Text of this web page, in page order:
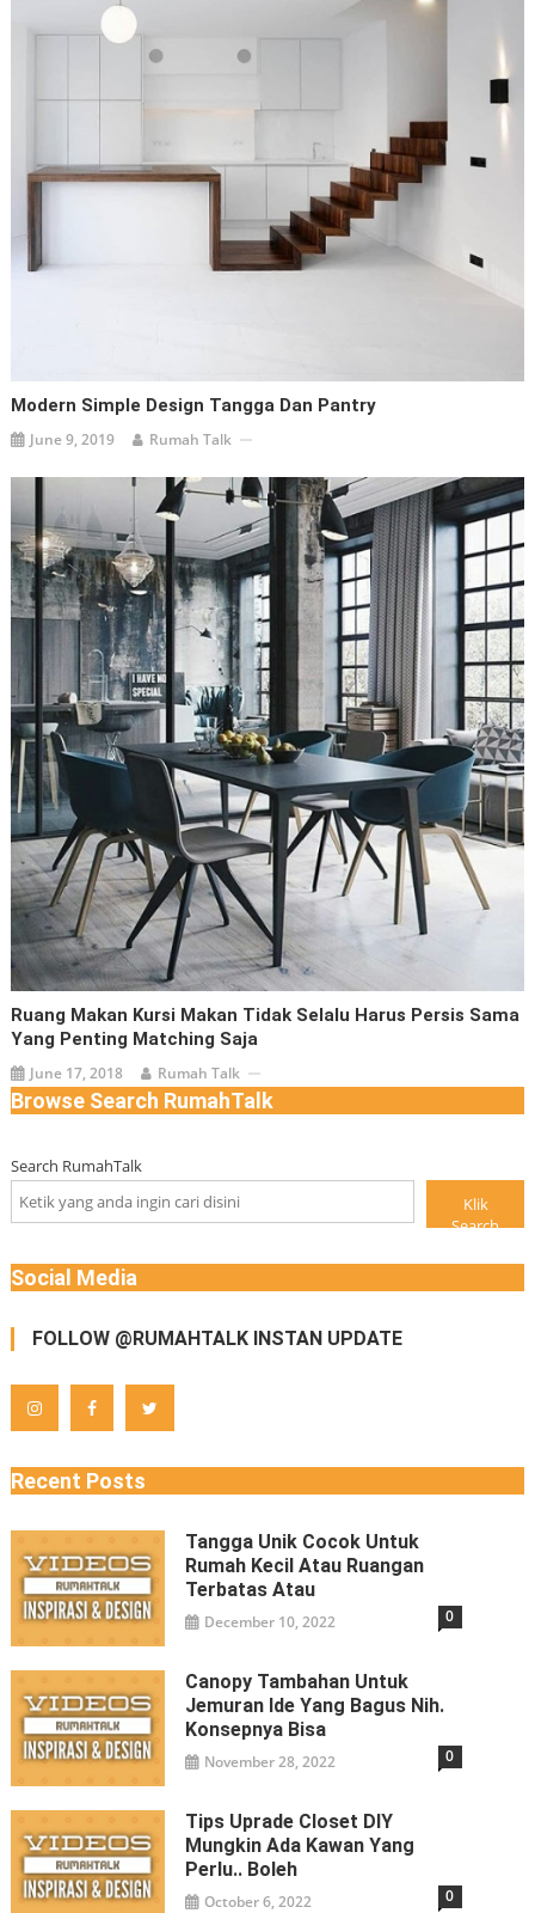
Modern Simple Design Tangga Dan Pantry
June 9, 2019 Rumah Talk
Ruang Makan Kursi Makan Tidak Selalu Harus Persis Sama
Yang Penting Matching Saja
June 17, 2018 Rumah Talk
Browse Search RumahTalk
Search RumahTalk
Klik
Search
Social Media
FOLLOW @RUMAHTALK INSTAN UPDATE
Recent Posts
Tangga Unik Cocok Untuk
Rumah Kecil Atau Ruangan
Terbatas Atau
December 10, 2022 0
Canopy Tambahan Untuk
Jemuran Ide Yang Bagus Nih.
Konsepnya Bisa
November 28, 2022 0
Tips Uprade Closet DIY
Mungkin Ada Kawan Yang
Perlu.. Boleh
October 6, 2022 0